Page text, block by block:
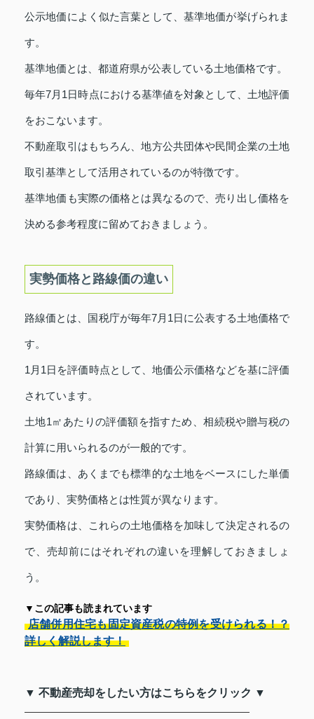
公示地価によく似た言葉として、基準地価が挙げられま
す。
基準地価とは、都道府県が公表している土地価格です。
毎年7月1日時点における基準値を対象として、土地評価
をおこないます。
不動産取引はもちろん、地方公共団体や民間企業の土地
取引基準として活用されているのが特徴です。
基準地価も実際の価格とは異なるので、売り出し価格を
決める参考程度に留めておきましょう。
実勢価格と路線価の違い
路線価とは、国税庁が毎年7月1日に公表する土地価格で
す。
1月1日を評価時点として、地価公示価格などを基に評価
されています。
土地1㎡あたりの評価額を指すため、相続税や贈与税の
計算に用いられるのが一般的です。
路線価は、あくまでも標準的な土地をベースにした単価
であり、実勢価格とは性質が異なります。
実勢価格は、これらの土地価格を加味して決定されるの
で、売却前にはそれぞれの違いを理解しておきましょ
う。
▼この記事も読まれています
店舗併用住宅も固定資産税の特例を受けられる！？
詳しく解説します！
▼ 不動産売却をしたい方はこちらをクリック ▼